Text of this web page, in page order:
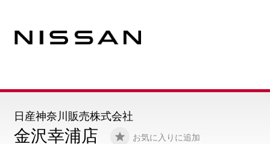
金沢幸浦店 お気に入りに追加
日産神奈川販売株式会社